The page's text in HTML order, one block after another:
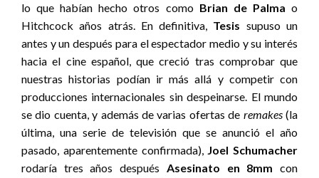
lo que habían hecho otros como Brian de Palma o
Hitchcock años atrás. En definitiva, Tesis supuso un
antes y un después para el espectador medio y su interés
hacia el cine español, que creció tras comprobar que
nuestras historias podían ir más allá y competir con
producciones internacionales sin despeinarse. El mundo
se dio cuenta, y además de varias ofertas de remakes(la
última, una serie de televisión que se anunció el año
pasado, aparentemente confirmada), Joel Schumacher
rodaría tres años después Asesinato en 8mmcon